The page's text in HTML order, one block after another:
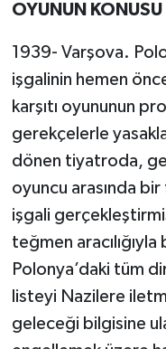
OYUNUN
1939- Varşova.
işgalinin hemen
karşıtı oyununun
gerekçelerle
dönen tiyatroda,
oyuncu arasında
işgali
teğmen
Polonya’daki tüm
listeyi Nazilere
geleceği bilgisine